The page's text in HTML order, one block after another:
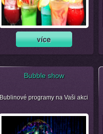
Bubble show
Bublinové programy na Vaši akci